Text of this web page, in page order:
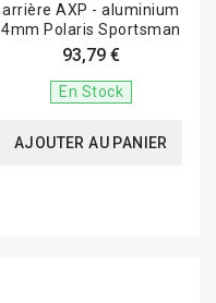
arrière AXP - aluminium
4mm Polaris Sportsman
93,79 €
En Stock
AJOUTER AU PANIER